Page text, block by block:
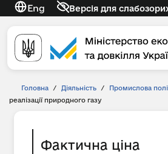
Eng Версія для
Головна / Діяльність / Промислова
реалізації природного газу
Фактична ціна